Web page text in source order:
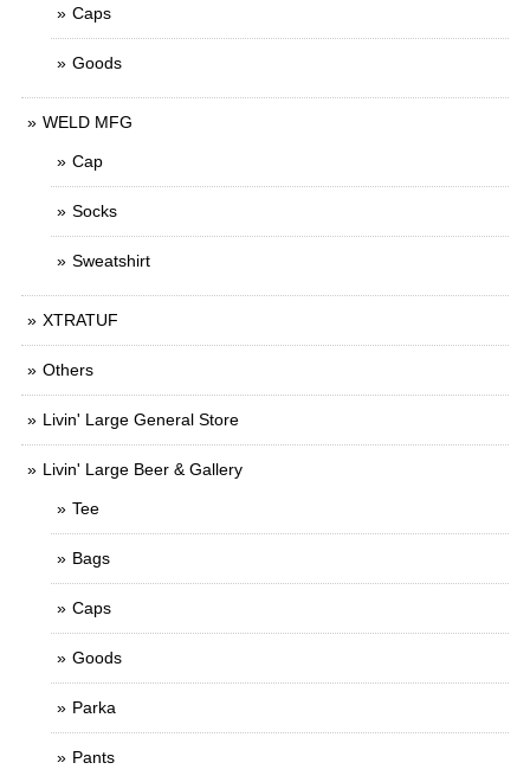
Caps
Goods
WELD MFG
Cap
Socks
Sweatshirt
XTRATUF
Others
Livin' Large General Store
Livin' Large Beer & Gallery
Tee
Bags
Caps
Goods
Parka
Pants